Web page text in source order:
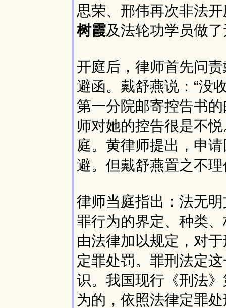
思荣、邢伟再次非法
树霞及法轮功学员做
开庭后，律师首先问
避函。戴舒燕说：“没
第一分院邮寄控告书
师对她的控告很是不
庭。黄律师提出，申
避。但戴舒燕置之不
律师当庭指出：法无
罪行为的界定、种类
由法律加以规定，对
定罪处罚。罪刑法定
识。我国现行《刑法
为的，依照法律定罪